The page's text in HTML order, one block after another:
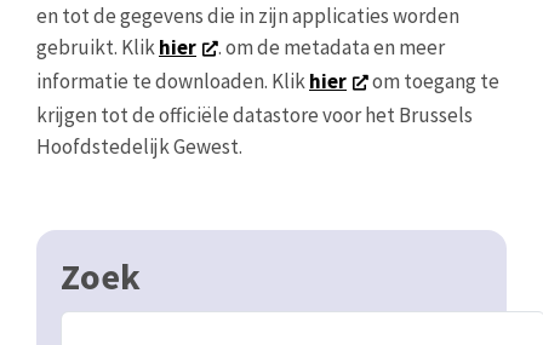
en tot de gegevens die in zijn applicaties worden
gebruikt. Klikhier
. om de metadata en meer
informatie te downloaden. Klikhier
om toegang te
krijgen tot de officiële datastore voor het Brussels
Hoofdstedelijk Gewest.
Zoek